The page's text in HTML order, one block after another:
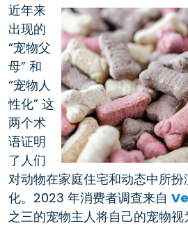
近年来
出现的
“宠物父
母” 和
“宠物人
性化” 这
两个术
语证明
了人们
对动物在家庭住宅和动态中所
化。2023 年消费者调查来自
之三的宠物主人将自己的宠物视